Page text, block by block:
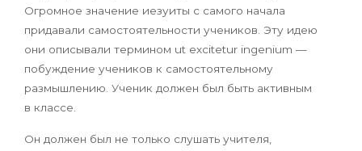
Огромное значение иезуиты с самого начала
придавали самостоятельности учеников. Эту идею
они описывали термином ut excitetur ingenium —
побуждение учеников к самостоятельному
размышлению. Ученик должен был быть активным
в классе.
Он должен был не только слушать учителя,